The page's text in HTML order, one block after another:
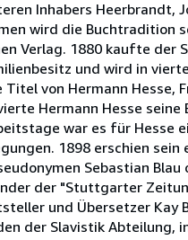
Inhabers Heerbrandt,
wird die Buchtradition
Verlag. 1880 kaufte der
und wird in
Titel von Hermann Hesse,
Hermann Hesse
war es für Hesse
1898 erschien
Sebastian
der "Stuttgarter
und Übersetzer Kay
der Slavistik